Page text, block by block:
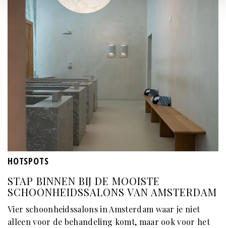
HOTSPOTS
STAP BINNEN BIJ DE MOOISTE
SCHOONHEIDSSALONS VAN AMSTERDAM
Vier schoonheidssalons in Amsterdam waar je niet
alleen voor de behandeling komt, maar ook voor het